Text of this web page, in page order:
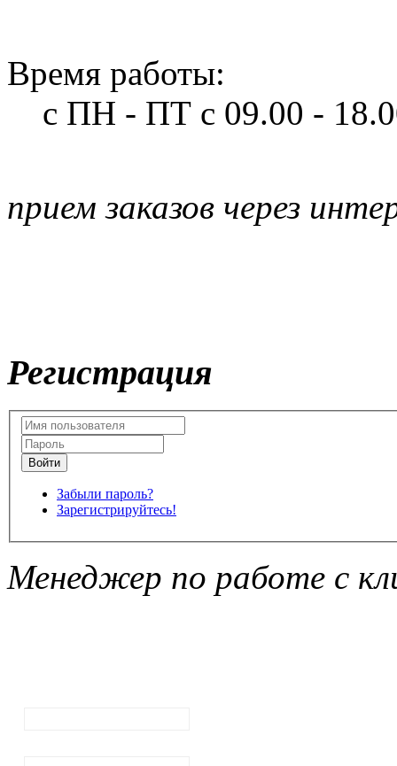
Время работы:
с ПН - ПТ с 09.00 -
прием заказов через
Регистрация
Забыли пароль?
Зарегистрируйтесь!
Менеджер по работе с